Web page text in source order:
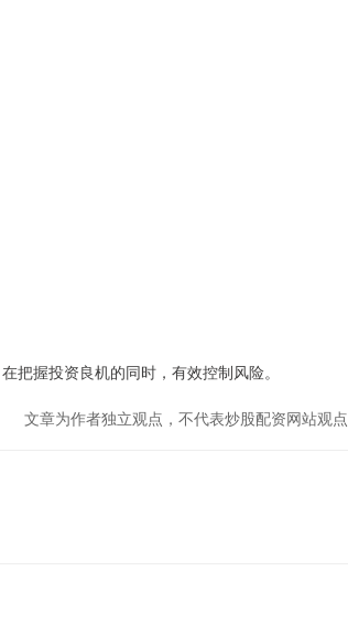
把握投资良机的同时，有效控制风险。
文章为作者独立观点，不代表炒股配资网站观点